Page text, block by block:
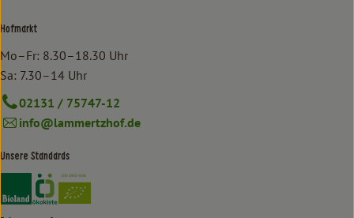
Hofmarkt
Mo–Fr: 8.30–18.30 Uhr
Sa: 7.30–14 Uhr
02131 / 75747-12
info@lammertzhof.de
Unsere Standards
Externer Link zu https://www.bioland.de/verbraucher
Externer Link zu https://www.oekokiste.de/